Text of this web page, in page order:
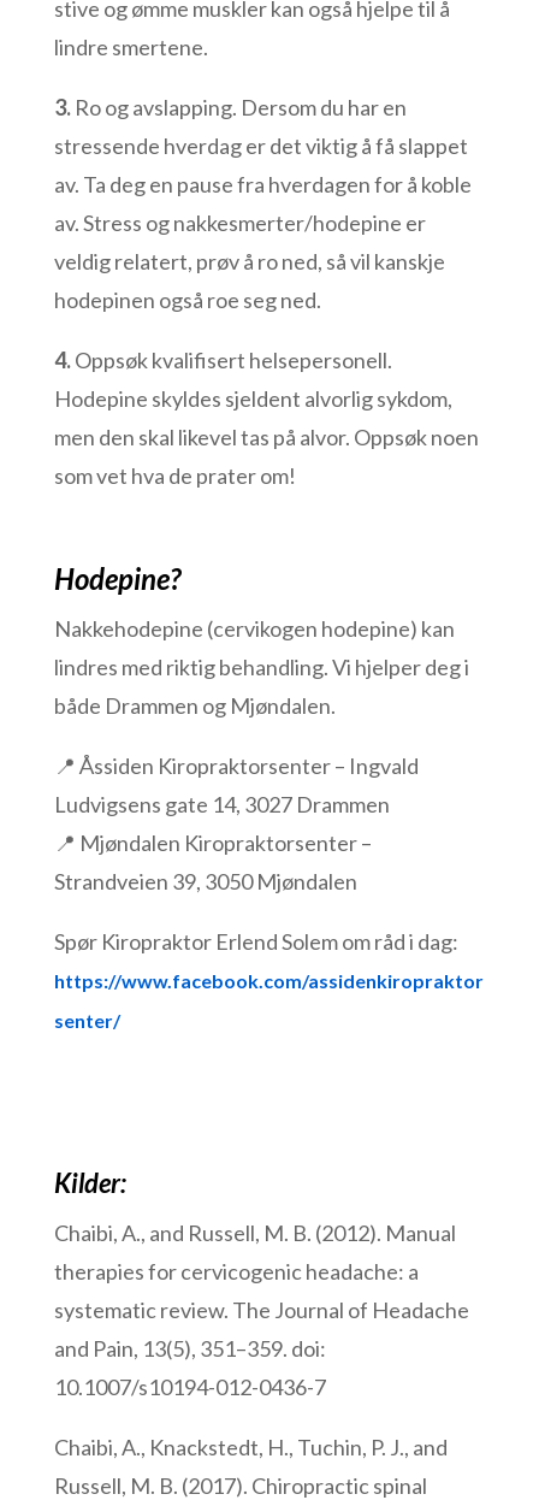
stive og ømme muskler kan også hjelpe til å
lindre smertene.
3.Ro og avslapping. Dersom du har en
stressende hverdag er det viktig å få slappet
av. Ta deg en pause fra hverdagen for å koble
av. Stress og nakkesmerter/hodepine er
veldig relatert, prøv å ro ned, så vil kanskje
hodepinen også roe seg ned.
4.Oppsøk kvalifisert helsepersonell.
Hodepine skyldes sjeldent alvorlig sykdom,
men den skal likevel tas på alvor. Oppsøk noen
som vet hva de prater om!
Hodepine?
Nakkehodepine (cervikogen hodepine) kan
lindres med riktig behandling. Vi hjelper deg i
både Drammen og Mjøndalen.
📍 Åssiden Kiropraktorsenter – Ingvald
Ludvigsens gate 14, 3027 Drammen
📍 Mjøndalen Kiropraktorsenter –
Strandveien 39, 3050 Mjøndalen
Spør Kiropraktor Erlend Solem om råd i dag:
https://www.facebook.com/assidenkiropraktor
senter/
Kilder:
Chaibi, A., and Russell, M. B. (2012). Manual
therapies for cervicogenic headache: a
systematic review. The Journal of Headache
and Pain, 13(5), 351–359. doi:
10.1007/s10194-012-0436-7
Chaibi, A., Knackstedt, H., Tuchin, P. J., and
Russell, M. B. (2017). Chiropractic spinal